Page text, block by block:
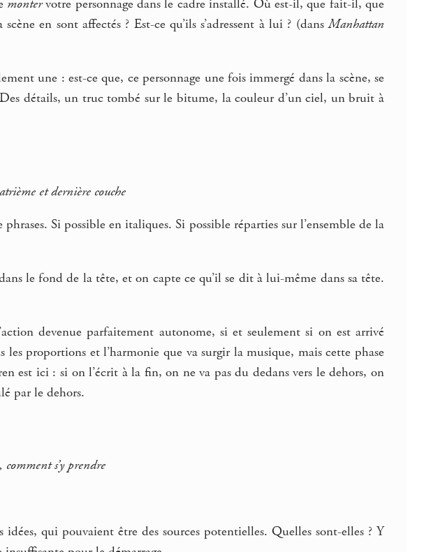
montervotre personnage dans le cadre installé. Où est-il, que fait-il, que
en sont affectés ? Est-ce qu’ils s’adressent à lui ? (dansManhattan
une : est-ce que, ce personnage une fois immergé dans la scène, se
détails, un truc tombé sur le bitume, la couleur d’un ciel, un bruit à
et dernière couche
Si possible en italiques. Si possible réparties sur l’ensemble de la
le fond de la tête, et on capte ce qu’il se dit à lui-même dans sa tête.
devenue parfaitement autonome, si et seulement si on est arrivé
les proportions et l’harmonie que va surgir la musique, mais cette phase
est ici : si on l’écrit à la fin, on ne va pas du dedans vers le dehors, on
par le dehors.
comment s’y prendre
qui pouvaient être des sources potentielles. Quelles sont-elles ? Y